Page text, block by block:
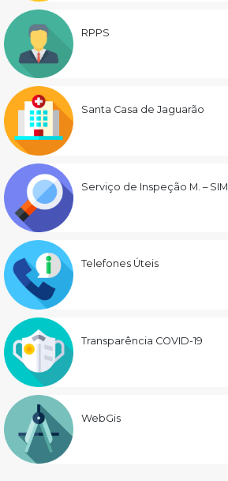
RPPS
Santa Casa de Jaguarão
Serviço de Inspeção M. – SIM
Telefones Úteis
Transparência COVID-19
WebGis